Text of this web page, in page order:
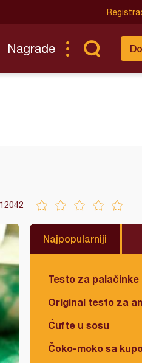
Nagrade
12042
Najpopularniji
Testo za palačinke
Original testo za
Ćufte u sosu
Čoko-moko sa